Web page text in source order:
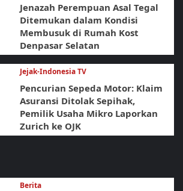
Jenazah Perempuan Asal Tegal
Ditemukan dalam Kondisi
Membusuk di Rumah Kost
Denpasar Selatan
Jejak-Indonesia TV
Pencurian Sepeda Motor: Klaim
Asuransi Ditolak Sepihak,
Pemilik Usaha Mikro Laporkan
Zurich ke OJK
Berita